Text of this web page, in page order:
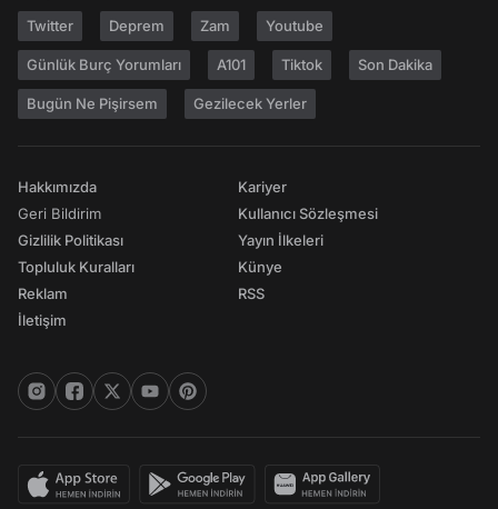
Twitter Deprem Zam Youtube
Günlük Burç Yorumları A101 Tiktok Son Dakika
Bugün Ne Pişirsem Gezilecek Yerler
Hakkımızda
Geri Bildirim
Gizlilik Politikası
Topluluk Kuralları
Reklam
İletişim
Kariyer
Kullanıcı Sözleşmesi
Yayın İlkeleri
Künye
RSS